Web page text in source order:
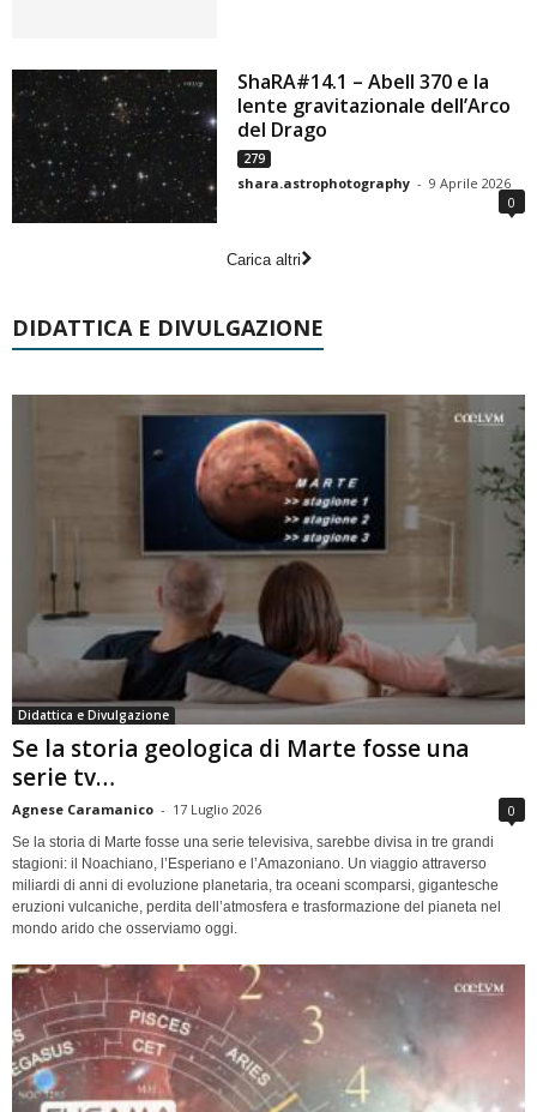
ShaRA#14.1 – Abell 370 e la
lente gravitazionale dell’Arco
del Drago
279
shara.astrophotography - 9 Aprile 2026
0
Carica altri
DIDATTICA E DIVULGAZIONE
Didattica e Divulgazione
Se la storia geologica di Marte fosse una
serie tv…
Agnese Caramanico - 17 Luglio 2026 0
Se la storia di Marte fosse una serie televisiva, sarebbe divisa in tre grandi
stagioni: il Noachiano, l’Esperiano e l’Amazoniano. Un viaggio attraverso
miliardi di anni di evoluzione planetaria, tra oceani scomparsi, gigantesche
eruzioni vulcaniche, perdita dell’atmosfera e trasformazione del pianeta nel
mondo arido che osserviamo oggi.